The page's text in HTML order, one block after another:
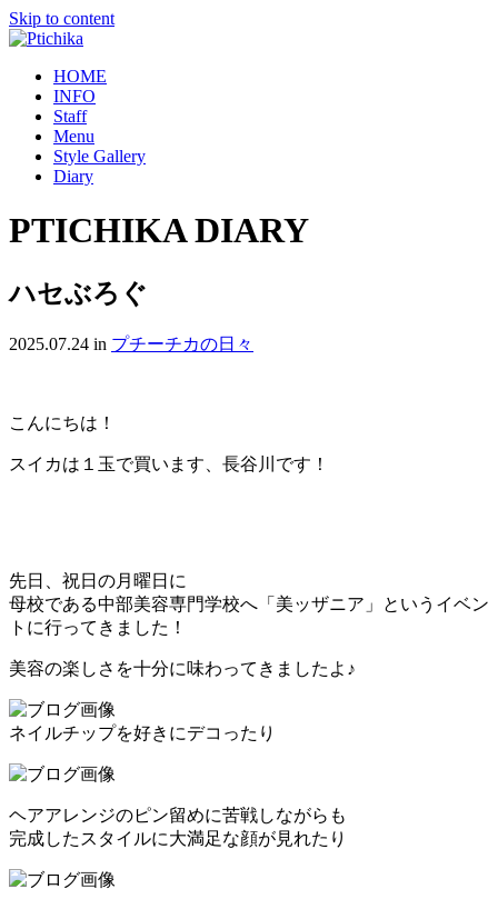
Skip to content
HOME
INFO
Staff
Menu
Style Gallery
Diary
PTICHIKA DIARY
ハセぶろぐ
2025.07.24 in プチーチカの日々
こんにちは！
スイカは１玉で買います、長谷川です！
先日、祝日の月曜日に
母校である中部美容専門学校へ「美ッザニア」というイベン
トに行ってきました！
美容の楽しさを十分に味わってきましたよ♪
ネイルチップを好きにデコったり
ヘアアレンジのピン留めに苦戦しながらも
完成したスタイルに大満足な顔が見れたり